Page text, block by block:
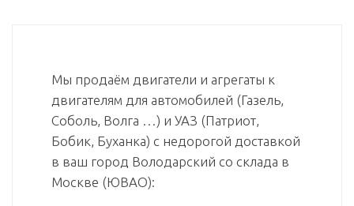
Мы продаём двигатели и агрегаты к
двигателям для автомобилей (Газель,
Соболь, Волга …) и УАЗ (Патриот,
Бобик, Буханка) с недорогой доставкой
в ваш город Володарский со склада в
Москве (ЮВАО):